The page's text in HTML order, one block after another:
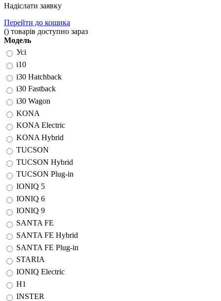
Надіслати заявку
Перейти до кошика
() товарів доступно зараз
Модель
Усі
i10
i30 Hatchback
i30 Fastback
i30 Wagon
KONA
KONA Electric
KONA Hybrid
TUCSON
TUCSON Hybrid
TUCSON Plug-in
IONIQ 5
IONIQ 6
IONIQ 9
SANTA FE
SANTA FE Hybrid
SANTA FE Plug-in
STARIA
IONIQ Electric
H1
INSTER